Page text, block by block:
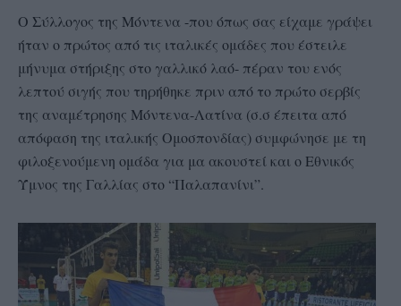
Ο Σύλλογος της Μόντενα -που όπως σας είχαμε γράψει
ήταν ο πρώτος από τις ιταλικές ομάδες που έστειλε
μήνυμα στήριξης στο γαλλικό λαό- πέραν του ενός
λεπτού σιγής που τηρήθηκε πριν από το πρώτο σερβίς
της αναμέτρησης Μόντενα-Λατίνα (σ.σ έπειτα από
απόφαση της ιταλικής Ομοσπονδίας) συμφώνησε με τη
φιλοξενούμενη ομάδα για μα ακουστεί και ο Εθνικός
Ύμνος της Γαλλίας στο “Παλαπανίνι”.